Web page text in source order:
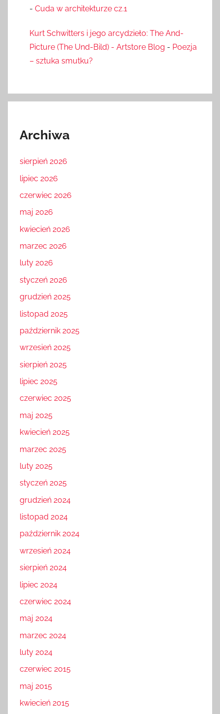
- Cuda w architekturze cz.1
Kurt Schwitters i jego arcydzieło: The And-
Picture (The Und-Bild) - Artstore Blog - Poezja
– sztuka smutku?
Archiwa
sierpień 2026
lipiec 2026
czerwiec 2026
maj 2026
kwiecień 2026
marzec 2026
luty 2026
styczeń 2026
grudzień 2025
listopad 2025
październik 2025
wrzesień 2025
sierpień 2025
lipiec 2025
czerwiec 2025
maj 2025
kwiecień 2025
marzec 2025
luty 2025
styczeń 2025
grudzień 2024
listopad 2024
październik 2024
wrzesień 2024
sierpień 2024
lipiec 2024
czerwiec 2024
maj 2024
marzec 2024
luty 2024
czerwiec 2015
maj 2015
kwiecień 2015